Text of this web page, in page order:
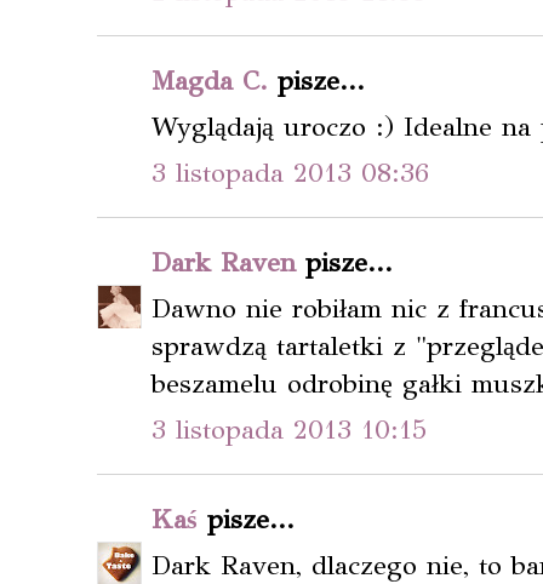
Magda C. pisze...
Wyglądają uroczo :) Idealne
3 listopada 2013 08:36
Dark Ravenpisze...
Dawno nie robiłam nic z
sprawdzą tartaletki z
beszamelu odrobinę gałki
3 listopada 2013 10:15
Kaś pisze...
Dark Raven, dlaczego nie, to